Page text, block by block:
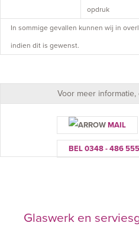
opdruk
In sommige gevallen kunnen wij in
indien dit is gewenst.
Voor meer
MAIL
BEL 0348 - 486 555
Glaswerk en